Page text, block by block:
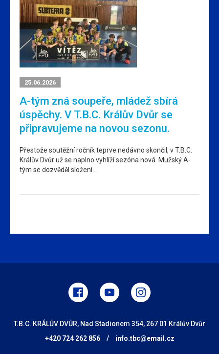
25.06.2026
A-tým zná soupeře, mládež sbírá
úspěchy. V T.B.C. Králův Dvůr se
připravujeme na novou sezonu.
Přestože soutěžní ročník teprve nedávno skončil, v T.B.C.
Králův Dvůr už se naplno vyhlíží sezóna nová. Mužský A-
tým se dozvěděl složení…
T.B.C. KRÁLŮV DVŮR, Nad Stadionem 354, 267 01 Králův Dvůr
+420 724 262 856
/ info.tbc@email.cz